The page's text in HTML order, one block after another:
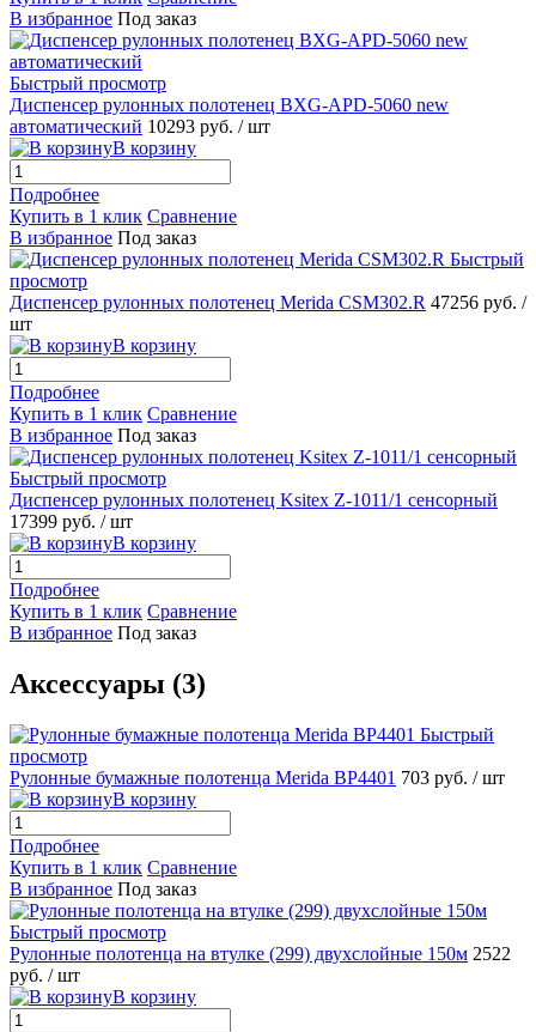
В избранное Под заказ
Быстрый просмотр
Диспенсер рулонных полотенец BXG-APD-5060 new
автоматический 10293 руб. / шт
В корзину
Подробнее
Купить в 1 клик Сравнение
В избранное Под заказ
Быстрый
просмотр
Диспенсер рулонных полотенец Merida CSM302.R 47256 руб. /
шт
В корзину
Подробнее
Купить в 1 клик Сравнение
В избранное Под заказ
Быстрый просмотр
Диспенсер рулонных полотенец Ksitex Z-1011/1 сенсорный
17399 руб. / шт
В корзину
Подробнее
Купить в 1 клик Сравнение
В избранное Под заказ
Аксессуары (3)
Быстрый
просмотр
Рулонные бумажные полотенца Merida BP4401 703 руб. / шт
В корзину
Подробнее
Купить в 1 клик Сравнение
В избранное Под заказ
Быстрый просмотр
Рулонные полотенца на втулке (299) двухслойные 150м 2522
руб. / шт
В корзину